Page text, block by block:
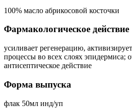
100% масло абрикосовой косточки
Фармакологическое действие
усиливает регенерацию,
процессы во всех слоях эпидермиса;
антисептическое действие
Форма выпуска
флак 50мл инд/уп